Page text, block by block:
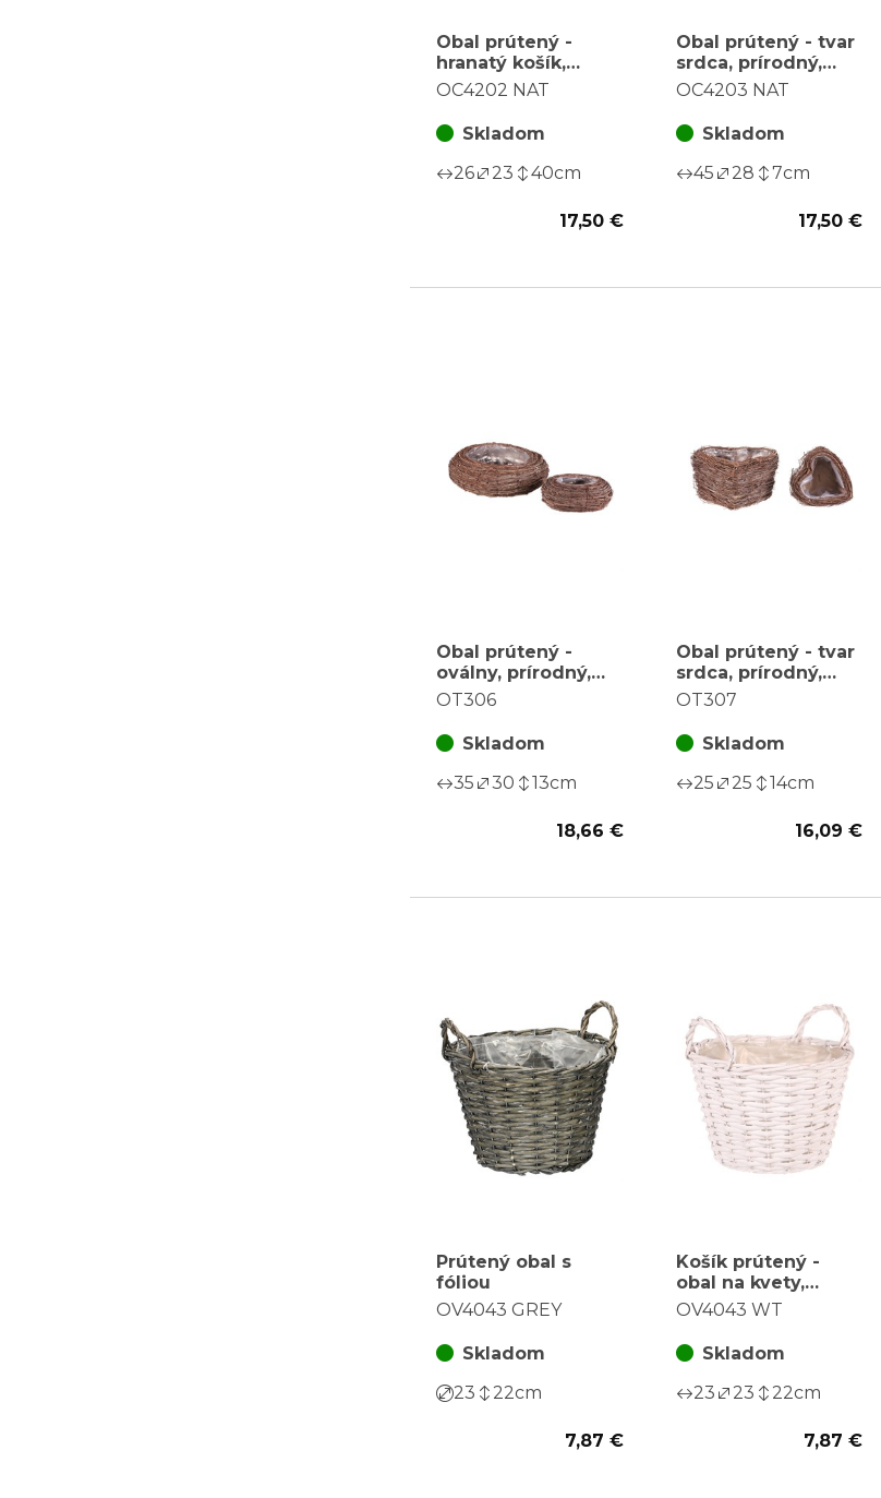
Obal prútený -
hranatý košík,
prírodný, cena za
OC4202 NAT
Skladom
26
23 40cm
17,50 €
Obal prútený - tvar
srdca, prírodný,
cena za sadu 2 ks
OC4203 NAT
Skladom
45
28 7cm
17,50 €
Obal prútený -
oválny, prírodný,
cena za sadu 2 ks
OT306
Skladom
35
30 13cm
18,66 €
Obal prútený - tvar
srdca, prírodný,
cena za sadu 2 ks
OT307
Skladom
25
25 14cm
16,09 €
Prútený obal s
fóliou
OV4043 GREY
Skladom
23
22cm
7,87 €
Košík prútený -
obal na kvety,
okrúhly, biely
OV4043 WT
Skladom
23
23 22cm
7,87 €